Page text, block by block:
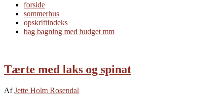
forside
sommerhus
opskriftindeks
bag bagning med budget mm
Tærte med laks og spinat
AfJette Holm Rosendal